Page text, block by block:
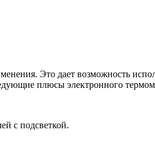
Это дает возможность
плюсы электронного
с подсветкой.